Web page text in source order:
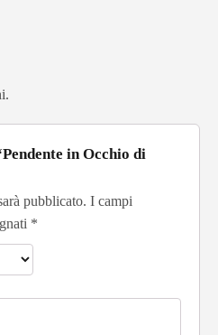
in Occhio di
pubblicato. I campi
*